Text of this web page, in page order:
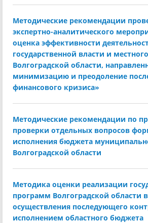
Методические рекомендации
экспертно-аналитического
оценка эффективности
государственной власти и
Волгоградской области,
минимизацию и преодоление
финансового кризиса»
Методические рекомендации по
проверки отдельных вопросов
исполнения бюджета
Волгоградской области
Методика оценки реализации
программ Волгоградской области
осуществления последующего
исполнением областного бюджета